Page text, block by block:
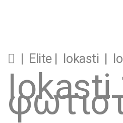
Elite| Iokasti
Iokasti